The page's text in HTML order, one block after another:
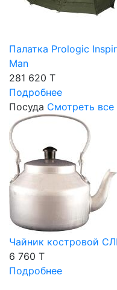
Палатка Prologic
Man
281 620 T
Подробнее
Посуда Смотреть все
Чайник костровой
6 760 T
Подробнее